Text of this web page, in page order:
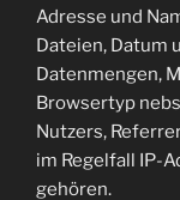
Adresse und
Dateien, Datum
Datenmengen,
Browsertyp
Nutzers,
im Regelfall IP-
gehören.